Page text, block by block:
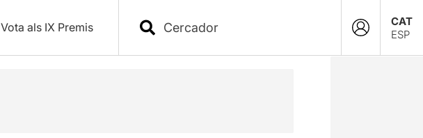
Vota als IX Premis
CAT
ESP